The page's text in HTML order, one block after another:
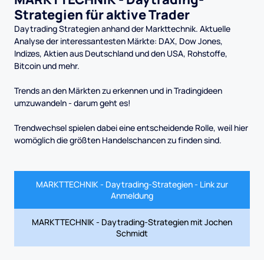
Strategien für aktive Trader
Daytrading Strategien anhand der Markttechnik. Aktuelle
Analyse der interessantesten Märkte: DAX, Dow Jones,
Indizes, Aktien aus Deutschland und den USA, Rohstoffe,
Bitcoin und mehr.
Trends an den Märkten zu erkennen und in Tradingideen
umzuwandeln - darum geht es!
Trendwechsel spielen dabei eine entscheidende Rolle, weil hier
womöglich die größten Handelschancen zu finden sind.
MARKTTECHNIK - Daytrading-Strategien - Link zur
Anmeldung
MARKTTECHNIK - Daytrading-Strategien mit Jochen
Schmidt